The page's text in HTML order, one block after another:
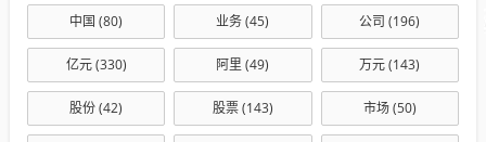
中国 (80) 业务(45) 公司 (196)
亿元(330) 阿里 (49) 万元(143)
股份(42) 股票(143) 市场(50)